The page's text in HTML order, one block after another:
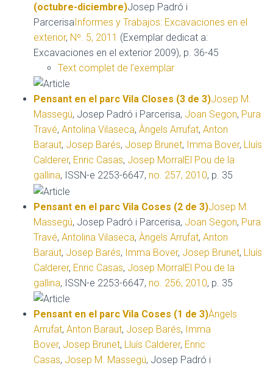
(octubre-diciembre)Josep Padró i
ParcerisaInformes y Trabajos: Excavaciones en el
exterior, Nº. 5, 2011 (Exemplar dedicat a:
Excavaciones en el exterior 2009), p. 36-45
Text complet de l’exemplar
Pensant en el parc Vila Closes (3 de 3)Josep M.
Massegú, Josep Padró i Parcerisa, Joan Segon, Pura
Travé, Antolina Vilaseca, Àngels Arrufat, Anton
Baraut, Josep Barés, Josep Brunet, Imma Bover, Lluís
Calderer, Enric Casas, Josep Morral El Pou de la
gallina, ISSN-e 2253-6647, no. 257, 2010, p. 35
Pensant en el parc Vila Coses (2 de 3)Josep M.
Massegú, Josep Padró i Parcerisa, Joan Segon, Pura
Travé, Antolina Vilaseca, Àngels Arrufat, Anton
Baraut, Josep Barés, Imma Bover, Josep Brunet, Lluís
Calderer, Enric Casas, Josep MorralEl Pou de la
gallina, ISSN-e 2253-6647, no. 256, 2010, p. 35
Pensant en el parc Vila Coses (1 de 3)Àngels
Arrufat, Anton Baraut, Josep Barés, Imma
Bover, Josep Brunet, Lluís Calderer, Enric
Casas, Josep M. Massegú, Josep Padró i